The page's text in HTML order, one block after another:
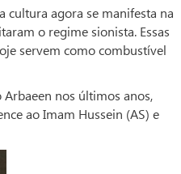
cultura agora se manifesta na
o regime sionista. Essas
servem como combustível
nos últimos anos,
ao Imam Hussein (AS) e